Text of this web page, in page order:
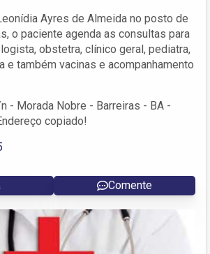
Ayres de Almeida no posto de
o paciente agenda as consultas para
obstetra, clínico geral, pediatra,
e também vacinas e acompanhamento
- Morada Nobre - Barreiras - BA -
copiado!
Comente